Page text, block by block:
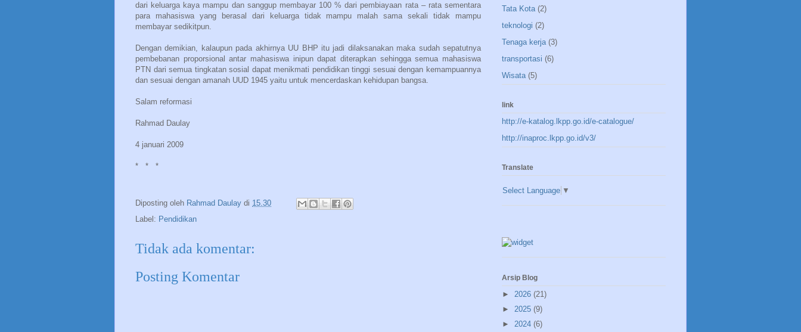
dari keluarga kaya mampu dan sanggup membayar 100 % dari pembiayaan rata – rata sementara
para mahasiswa yang berasal dari keluarga tidak mampu malah sama sekali tidak mampu
membayar sedikitpun.
Dengan demikian, kalaupun pada akhirnya UU BHP itu jadi dilaksanakan maka sudah sepatutnya
pembebanan proporsional antar mahasiswa inipun dapat diterapkan sehingga semua mahasiswa
PTN dari semua tingkatan sosial dapat menikmati pendidikan tinggi sesuai dengan kemampuannya
dan sesuai dengan amanah UUD 1945 yaitu untuk mencerdaskan kehidupan bangsa.
Salam reformasi
Rahmad Daulay
4 januari 2009
* * *
Diposting oleh Rahmad Daulay di 15.30
Label: Pendidikan
Tidak ada komentar:
Posting Komentar
Tata Kota (2)
teknologi (2)
Tenaga kerja (3)
transportasi (6)
Wisata (5)
link
http://e-katalog.lkpp.go.id/e-catalogue/
http://inaproc.lkpp.go.id/v3/
Translate
Select Language ▼
Arsip Blog
► 2026 (21)
► 2025 (9)
► 2024 (6)